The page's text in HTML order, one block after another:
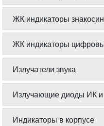
ЖК индикаторы
ЖК индикаторы
Излучатели звука
Излучающие диоды ИК
Индикаторы в корпусе